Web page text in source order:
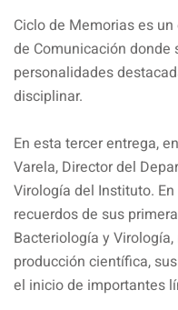
Ciclo de Memorias es
de Comunicación donde
personalidades
disciplinar.
En esta tercer entrega,
Varela, Director del
Virología del Instituto.
recuerdos de sus
Bacteriología y
producción científica,
el inicio de importantes